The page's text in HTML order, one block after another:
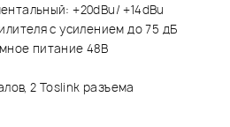
+20dBu/ +14dBu
с усилением до 75 дБ
питание 48В
2 Toslink разъема